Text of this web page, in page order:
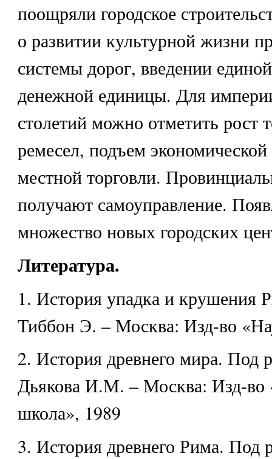
поощряли городское
о развитии культурной жизни
системы дорог, введении
денежной единицы. Для
столетий можно отметить рост
ремесел, подъем
местной торговли.
получают самоуправление.
множество новых городских
Литература.
1. История упадка и крушения
Тиббон Э. – Москва: Изд-во
2. История древнего мира. Под
Дьякова И.М. – Москва: Изд-
школа», 1989
3. История древнего Рима. Под